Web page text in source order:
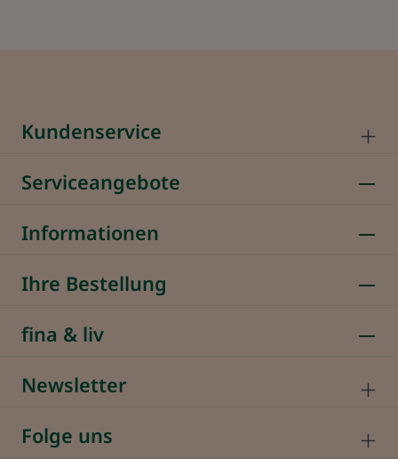
Kundenservice
Serviceangebote
Informationen
Ihre Bestellung
fina & liv
Newsletter
Folge uns